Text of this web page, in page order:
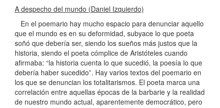
A despecho del mundo (Daniel Izquierdo)
En el poemario hay mucho espacio para denunciar aquello
que el mundo es en su deformidad, subyace lo que poeta
soñó que debería ser, siendo los sueños más justos que la
historia, siendo el poeta cómplice de Aristóteles cuando
afirmaba: “la historia cuenta lo que sucedió, la poesía lo que
debería haber sucedido”. Hay varios textos del poemario en
los que se denuncian los totalitarismos. El poeta marca una
correlación entre aquellas épocas de la barbarie y la realidad
de nuestro mundo actual, aparentemente democrático, pero